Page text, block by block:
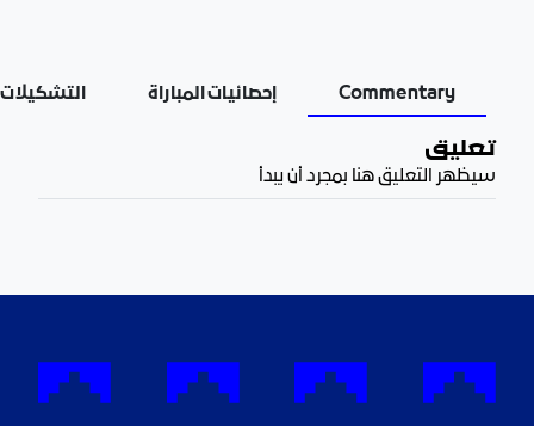
Commentary إحصائيات المباراة التشكيلات
تعليق
سيظهر التعليق هنا بمجرد أن يبدأ